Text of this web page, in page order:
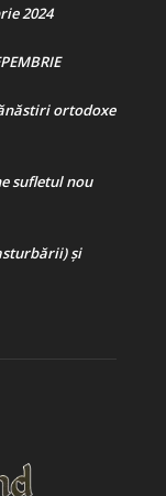
2024
ortodoxe
sufletul nou
şi